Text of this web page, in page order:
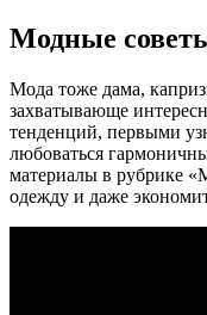
Модные
Мода тоже дама,
захватывающе
тенденций, первыми
любоваться
материалы в рубрике
одежду и даже